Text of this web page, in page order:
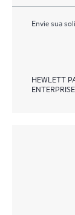
Envie sua
HEWLETT
ENTERPRISE